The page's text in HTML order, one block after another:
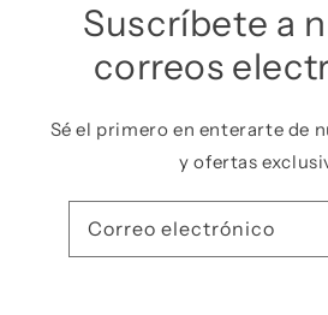
Suscríbete a
correos
Sé el primero en enterarte de
y ofertas
Correo electrónico